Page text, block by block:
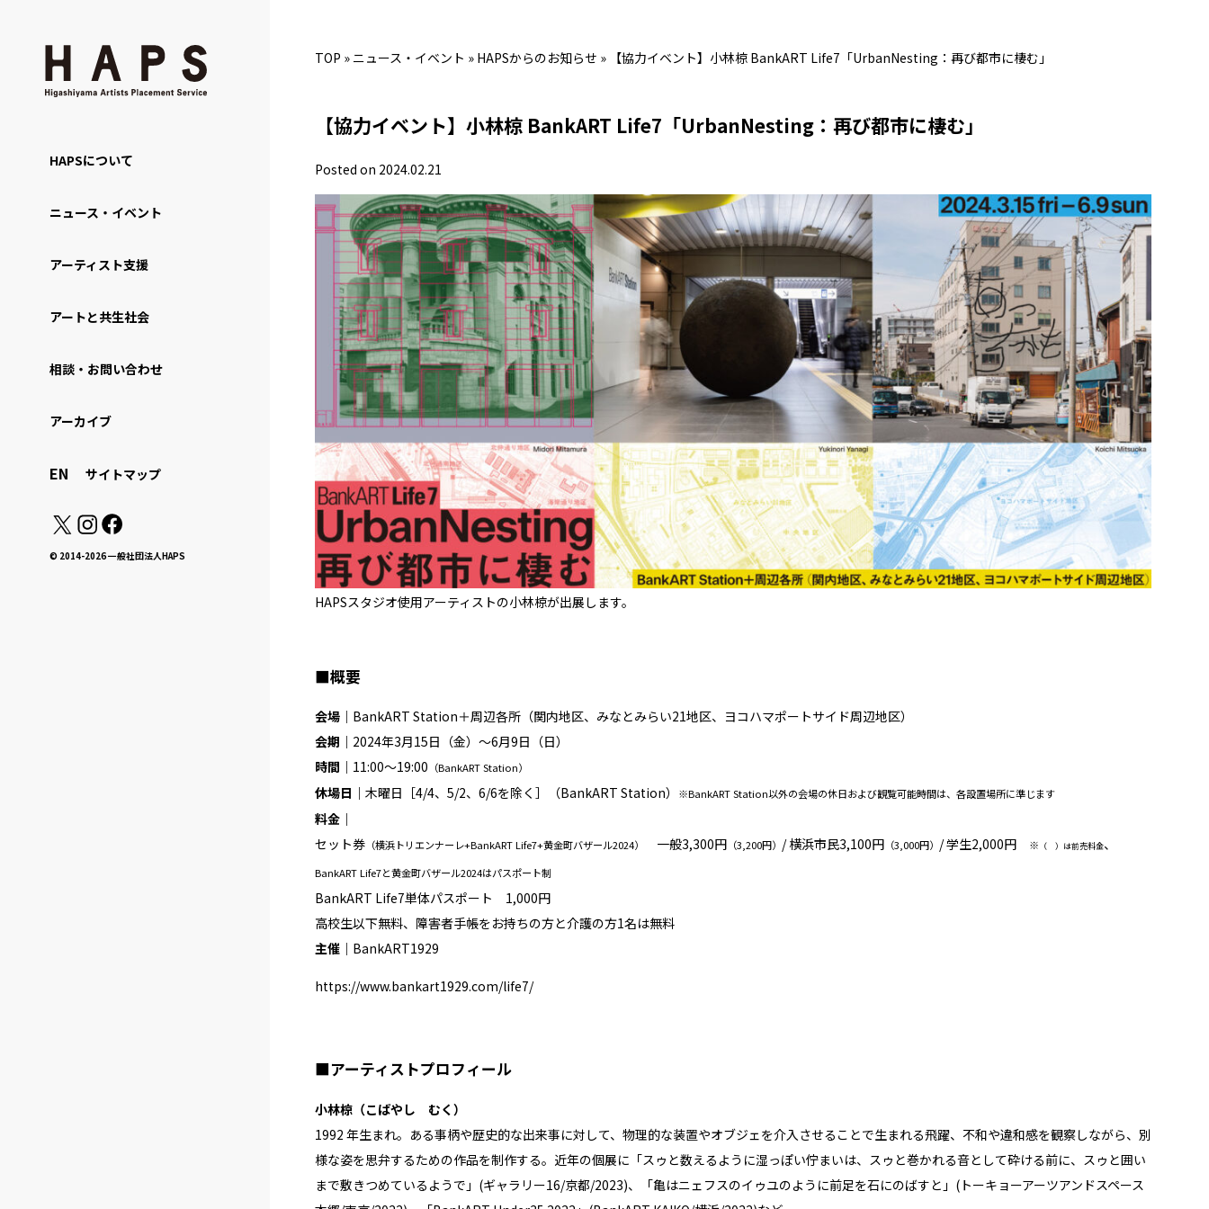
HAPSについて
ニュース・イベント
アーティスト支援
アートと共生社会
相談・お問い合わせ
アーカイブ
EN サイトマップ
© 2014-2026 一般社団法人HAPS
TOP » ニュース・イベント » HAPSからのお知らせ » 【協力イベント】小林椋 BankART Life7「UrbanNesting：再び都市に棲む」
【協力イベント】小林椋 BankART Life7「UrbanNesting：再び都市に棲む」
Posted on 2024.02.21
HAPSスタジオ使用アーティストの小林椋が出展します。
■概要
会場｜ BankART Station＋周辺各所（関内地区、みなとみらい21地区、ヨコハマポートサイド周辺地区）
会期｜ 2024年3月15日（金）〜6月9日（日）
時間｜ 11:00〜19:00 （BankART Station）
休場日｜ 木曜日［4/4、5/2、6/6を除く］（BankART Station） ※BankART Station以外の会場の休日および観覧可能時間は、各設置場所に準じます
料金｜
セット券 （横浜トリエンナーレ+BankART Life7+黄金町バザール2024） 一般3,300円 （3,200円） / 横浜市民3,100円 （3,000円） / 学生2,000円 ※ （ ）は前売料金、
BankART Life7と黄金町バザール2024はパスポート制
BankART Life7単体パスポート 1,000円
高校生以下無料、障害者⼿帳をお持ちの⽅と介護の方1名は無料
主催｜ BankART1929
https://www.bankart1929.com/life7/
■アーティストプロフィール
小林椋（こばやし むく）
1992 年生まれ。ある事柄や歴史的な出来事に対して、物理的な装置やオブジェを介入させることで生まれる飛躍、不和や違和感を観察しながら、別
様な姿を思弁するための作品を制作する。近年の個展に「スゥと数えるように湿っぽい佇まいは、スゥと巻かれる音として砕ける前に、スゥと囲い
まで敷きつめているようで」(ギャラリー16/京都/2023)、「亀はニェフスのイゥユのように前足を石にのばすと」(トーキョーアーツアンドスペース